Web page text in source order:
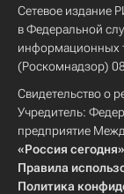
Сетевое издание
в Федеральной
информационных
(Роскомнадзор)
Свидетельство о
Учредитель:
предприятие
«Россия сегодня»
Правила
Политика